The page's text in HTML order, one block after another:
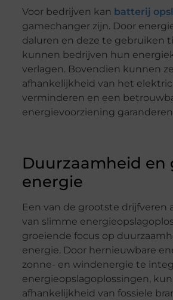
Voor bedrijven kan batterij
gamechanger zijn. Door
daluren en deze te gebruiken
kunnen bedrijven hun
verlagen. Bovendien kunnen
afhankelijkheid van het
verminderen en een
energievoorziening
Duurzaamheid en
energie
Een van de grootste drijfveren
van slimme
groeiende focus op
energie. Door hernieuwbare
zonne- en windenergie te
energieopslagoplossingen,
afhankelijkheid van fossiele